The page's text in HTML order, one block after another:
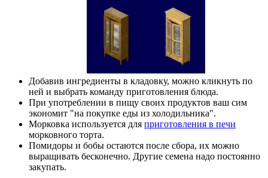
Добавив ингредиенты в кладовку, можно кликнуть по
ней и выбрать команду приготовления блюда.
При употреблении в пищу своих продуктов ваш сим
экономит "на покупке еды из холодильника".
Морковка используется для приготовления в печи
морковного торта.
Помидоры и бобы остаются после сбора, их можно
выращивать бесконечно. Другие семена надо постоянно
закупать.